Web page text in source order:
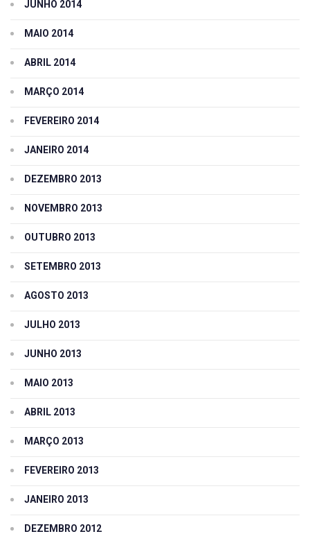
JUNHO 2014
MAIO 2014
ABRIL 2014
MARÇO 2014
FEVEREIRO 2014
JANEIRO 2014
DEZEMBRO 2013
NOVEMBRO 2013
OUTUBRO 2013
SETEMBRO 2013
AGOSTO 2013
JULHO 2013
JUNHO 2013
MAIO 2013
ABRIL 2013
MARÇO 2013
FEVEREIRO 2013
JANEIRO 2013
DEZEMBRO 2012